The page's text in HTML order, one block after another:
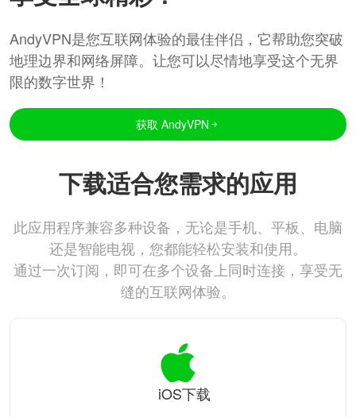
AndyVPN是您互联网体验的最佳伴侣，它帮助您突破
地理边界和网络屏障。让您可以尽情地享受这个无界
限的数字世界！
获取 AndyVPN
下载适合您需求的应用
此应用程序兼容多种设备，无论是手机、平板、电脑
还是智能电视，您都能轻松安装和使用。
通过一次订阅，即可在多个设备上同时连接，享受无
缝的互联网体验。
iOS下载